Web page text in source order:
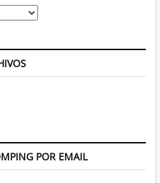
POR EMAIL